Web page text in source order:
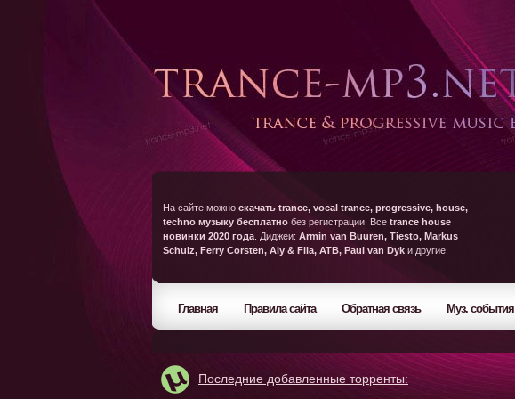
На сайте можно скачать trance, vocal trance, progressive, house,
techno музыку бесплатно без регистрации. Все trance house
новинки 2020 года . Диджеи: Armin van Buuren, Tiesto, Markus
Schulz, Ferry Corsten, Aly & Fila, ATB, Paul van Dyk и другие.
Главная Правила сайта Обратная связь Муз. события
Последние добавленные торренты: